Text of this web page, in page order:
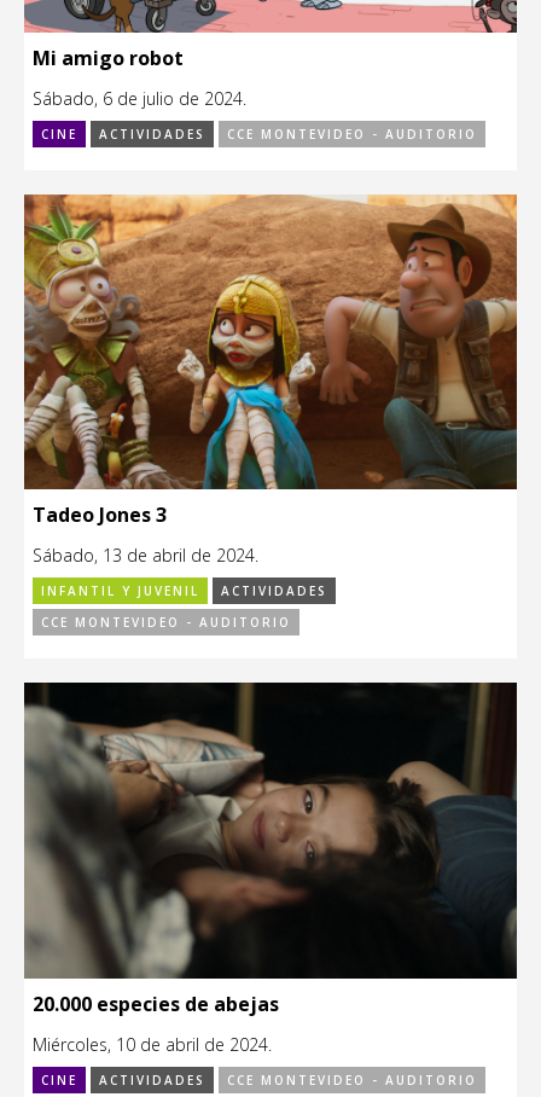
Mi amigo robot
Sábado, 6 de julio de 2024.
CINE ACTIVIDADES CCE MONTEVIDEO - AUDITORIO
Tadeo Jones 3
Sábado, 13 de abril de 2024.
INFANTIL Y JUVENIL
ACTIVIDADES
CCE MONTEVIDEO - AUDITORIO
20.000 especies de abejas
Miércoles, 10 de abril de 2024.
CINE ACTIVIDADES CCE MONTEVIDEO - AUDITORIO